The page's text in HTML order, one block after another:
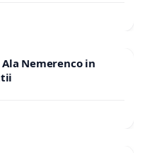
Nemerenco in